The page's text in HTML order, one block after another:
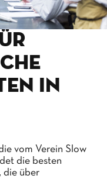
in
vom Verein Slow
die besten
die über